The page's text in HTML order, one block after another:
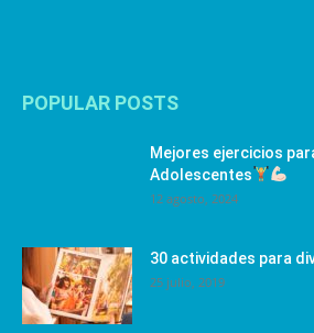
POPULAR POSTS
Mejores ejercicios
Adolescentes
12 agosto, 2024
30 actividades para
25 julio, 2019